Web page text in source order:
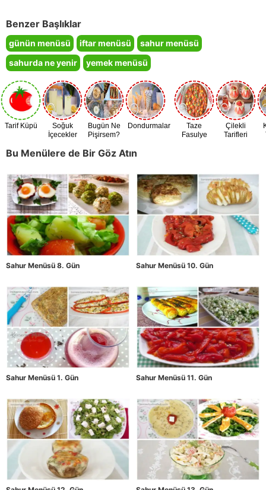
Benzer Başlıklar
günün menüsü iftar menüsü
sahur menüsü
sahurda ne yenir
yemek menüsü
Tarif Küpü
Soğuk
İçecekler
Bugün Ne
Pişirsem?
Dondurmalar
Taze
Fasulye
Çilekli
Tarifleri
Bu Menülere de Bir Göz Atın
Sahur Menüsü 8. Gün Sahur Menüsü 10. Gün
Sahur Menüsü 1. Gün Sahur Menüsü 11. Gün